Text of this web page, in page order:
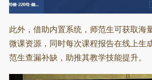
此外，借助内置系统，师范生可获取海
微课资源，同时每次课程报告在线上生
范生查漏补缺，助推其教学技能提升。